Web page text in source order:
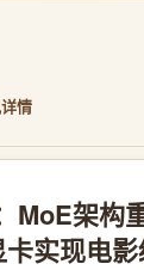
情
MoE架构
实现电